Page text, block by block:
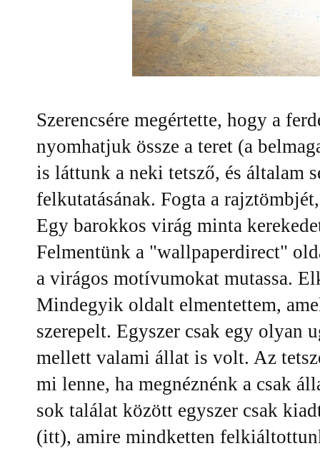
Szerencsére megértette, hogy a
nyomhatjuk össze a teret (a
is láttunk a neki tetsző, és általam
felkutatásának. Fogta a
Egy barokkos virág minta
Felmentünk a "wallpaperdirect"
a virágos motívumokat mutassa.
Mindegyik oldalt elmentettem,
szerepelt. Egyszer csak egy olyan
mellett valami állat is volt. Az
mi lenne, ha megnéznénk a csak
sok találat között egyszer csak
(itt), amire mindketten